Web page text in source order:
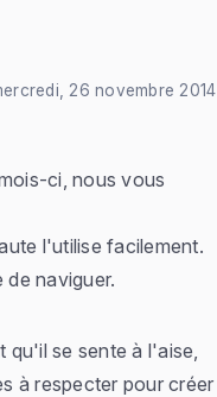
26 novembre 2014
ci, nous vous
l'utilise facilement.
de naviguer.
se sente à l'aise,
à respecter pour créer